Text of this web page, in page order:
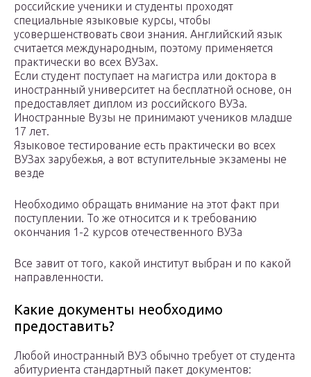
российские ученики и студенты проходят
специальные языковые курсы, чтобы
усовершенствовать свои знания. Английский язык
считается международным, поэтому применяется
практически во всех ВУЗах.
Если студент поступает на магистра или доктора в
иностранный университет на бесплатной основе, он
предоставляет диплом из российского ВУЗа.
Иностранные Вузы не принимают учеников младше
17 лет.
Языковое тестирование есть практически во всех
ВУЗах зарубежья, а вот вступительные экзамены не
везде
Необходимо обращать внимание на этот факт при
поступлении. То же относится и к требованию
окончания 1-2 курсов отечественного ВУЗа
Все завит от того, какой институт выбран и по какой
направленности.
Какие документы необходимо
предоставить?
Любой иностранный ВУЗ обычно требует от студента
абитуриента стандартный пакет документов: